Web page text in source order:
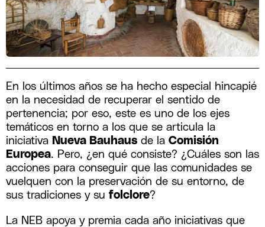
En los últimos años se ha hecho especial hincapié
en la necesidad de recuperar el sentido de
pertenencia; por eso, este es uno de los ejes
temáticos en torno a los que se articula la
iniciativa Nueva Bauhausde la Comisión
Europea. Pero, ¿en qué consiste? ¿Cuáles son las
acciones para conseguir que las comunidades se
vuelquen con la preservación de su entorno, de
sus tradiciones y su folclore?
La NEB apoya y premia cada año iniciativas que